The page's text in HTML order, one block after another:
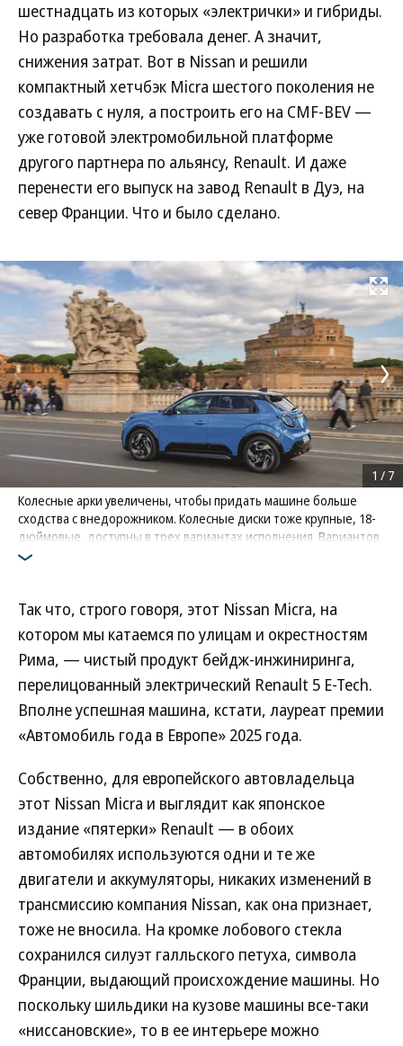
шестнадцать из которых «электрички» и гибриды.
Но разработка требовала денег. А значит,
снижения затрат. Вот в Nissan и решили
компактный хетчбэк Micra шестого поколения не
создавать с нуля, а построить его на CMF-BEV —
уже готовой электромобильной платформе
другого партнера по альянсу, Renault. И даже
перенести его выпуск на завод Renault в Дуэ, на
север Франции. Что и было сделано.
Развернуть
Колесные арки увеличены, чтобы придать машине больше
сходства с внедорожником. Колесные диски тоже крупные, 18-
дюймовые, доступны в трех вариантах исполнения. Вариантов
окраски кузова — четырнадцать, не считая двухцветных
1 / 7
Так что, строго говоря, этот Nissan Micra, на
котором мы катаемся по улицам и окрестностям
Рима, — чистый продукт бейдж-инжиниринга,
перелицованный электрический Renault 5 E-Tech.
Вполне успешная машина, кстати, лауреат премии
«Автомобиль года в Европе» 2025 года.
Собственно, для европейского автовладельца
этот Nissan Micra и выглядит как японское
издание «пятерки» Renault — в обоих
автомобилях используются одни и те же
двигатели и аккумуляторы, никаких изменений в
трансмиссию компания Nissan, как она признает,
тоже не вносила. На кромке лобового стекла
сохранился силуэт галльского петуха, символа
Франции, выдающий происхождение машины. Но
поскольку шильдики на кузове машины все-таки
«ниссановские», то в ее интерьере можно